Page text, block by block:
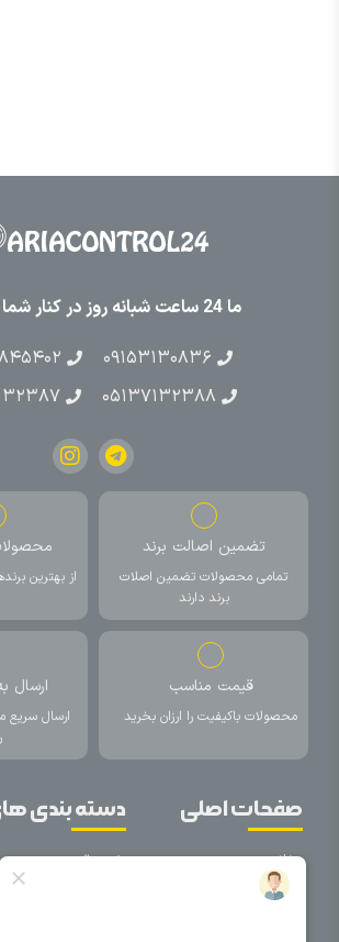
ما 24 ساعت شبانه روز در کنار شما هستیم
۰۹۱۵۳۱۳۰۸۳۶
۰۵۱۳۷۱۳۲۳۸۸
تضمین اصالت برند
تمامی محصولات تضمین اصلات
برند دارند
از بهترین
قیمت مناسب
محصولات باکیفیت را ارزان بخرید
ارسال
صفحات اصلی
خانه
درباره ما
دسته بندی
برق صنعتی